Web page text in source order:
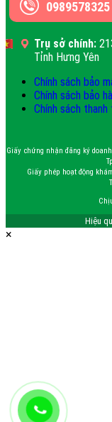
0989578325
Trụ sở chính:
Tỉnh Hưng Yên
Chính sách bảo
Chính sách bảo
Chính sách thanh
Giấy chứng nhận đăng ký
Giấy phép hoạt động
Hiệu
×